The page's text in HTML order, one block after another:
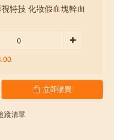
特技 化妝假血塊幹血
立即購買
蹤清單